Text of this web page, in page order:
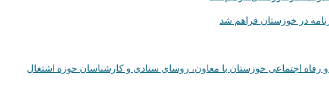
در خوزستان فراهم شد
رفاه اجتماعی خوزستان با معاون، روسای ستادی و کارشناسان حوزه اشتغال